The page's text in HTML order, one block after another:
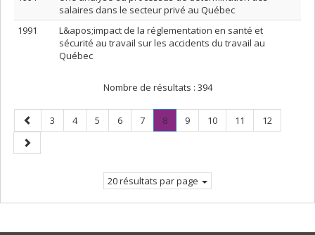
salaires dans le secteur privé au Québec
1991
L&apos;impact de la réglementation en santé et
sécurité au travail sur les accidents du travail au
Québec
Nombre de résultats : 394
Page
précédente
Page
3 Page
4 Page
5 Page
6 Page
7 Page
8.
Page
Page
9 Page
10 Page
11 Page
12
Page
suivante
20 résultats par page